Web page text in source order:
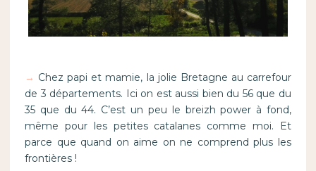
→ Chez papi et mamie, la jolie Bretagne au carrefour
de 3 départements. Ici on est aussi bien du 56 que du
35 que du 44. C’est un peu le breizh power à fond,
même pour les petites catalanes comme moi. Et
parce que quand on aime on ne comprend plus les
frontières !